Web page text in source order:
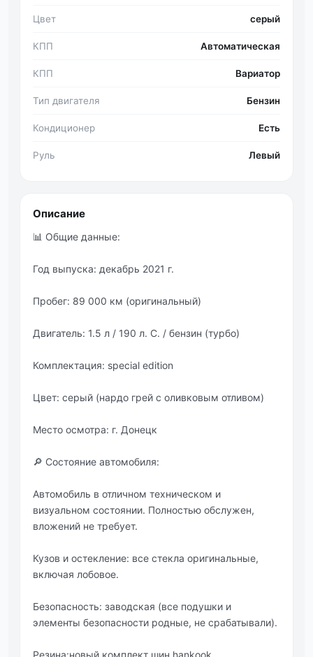
Цвет серый
КПП Автоматическая
КПП Вариатор
Тип двигателя Бензин
Кондиционер Есть
Руль Левый
Описание
📊 Общие данные:
Год выпуска: декабрь 2021 г.
Пробег: 89 000 км (оригинальный)
Двигатель: 1.5 л / 190 л. С. / бензин (турбо)
Комплектация: special edition
Цвет: серый (нардо грей с оливковым отливом)
Место осмотра: г. Донецк
🔎 Состояние автомобиля:
Автомобиль в отличном техническом и
визуальном состоянии. Полностью обслужен,
вложений не требует.
Кузов и остекление: все стекла оригинальные,
включая лобовое.
Безопасность: заводская (все подушки и
элементы безопасности родные, не срабатывали).
Резина:новый комплект шин hankook.